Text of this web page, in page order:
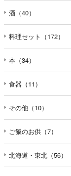
酒（40）
料理セット（172）
本（34）
食器（11）
その他（10）
ご飯のお供（7）
北海道・東北（56）